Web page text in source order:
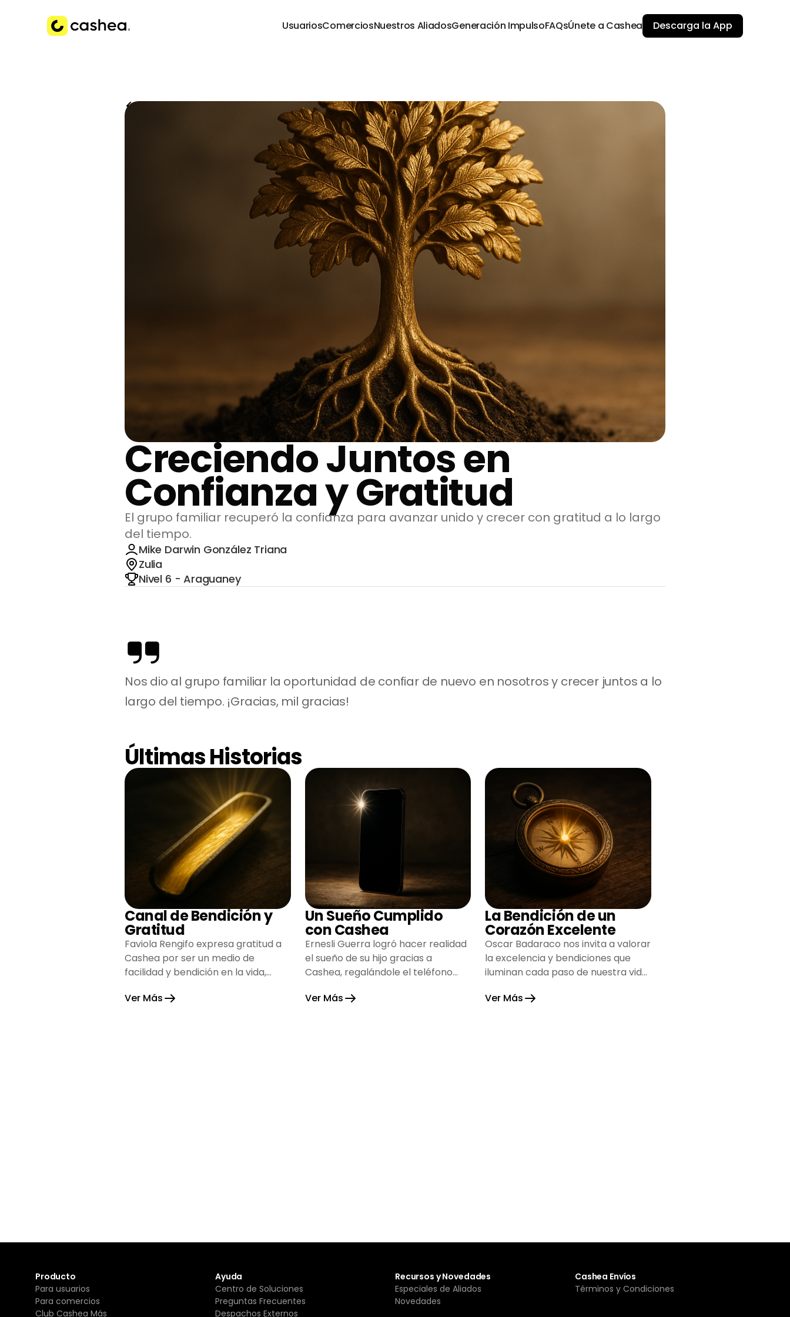
UsuariosComerciosNuestros AliadosGeneración ImpulsoFAQsÚnete a Cashea Descarga la App
Volver a Historias
Creciendo Juntos en
Confianza y Gratitud
El grupo familiar recuperó la confianza para avanzar unido y crecer con gratitud a lo largo
del tiempo.
Mike Darwin González Triana
Zulia
Nivel 6 - Araguaney
Nos dio al grupo familiar la oportunidad de confiar de nuevo en nosotros y crecer juntos a lo
largo del tiempo. ¡Gracias, mil gracias!
Últimas Historias
Canal de Bendición y
Gratitud
Faviola Rengifo expresa gratitud a
Cashea por ser un medio de
facilidad y bendición en la vida,
esperanza.
Ver Más
Un Sueño Cumplido
con Cashea
Ernesli Guerra logró hacer realidad
el sueño de su hijo gracias a
Cashea, regalándole el teléfono
alegría su hogar.
Ver Más
La Bendición de un
Corazón Excelente
Oscar Badaraco nos invita a valorar
la excelencia y bendiciones que
iluminan cada paso de nuestra vida,
gratitud y fortaleza.
Ver Más
Producto
Para usuarios
Para comercios
Club Cashea Más
Ayuda
Centro de Soluciones
Preguntas Frecuentes
Despachos Externos
Recursos y Novedades
Especiales de Aliados
Novedades
Cashea Envíos
Términos y Condiciones